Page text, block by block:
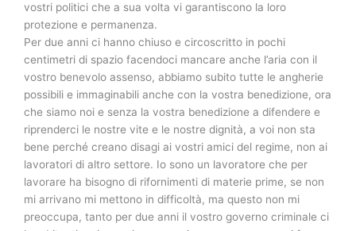
vostri politici che a sua volta vi garantiscono la loro
protezione e permanenza.
Per due anni ci hanno chiuso e circoscritto in pochi
centimetri di spazio facendoci mancare anche l’aria con il
vostro benevolo assenso, abbiamo subito tutte le angherie
possibili e immaginabili anche con la vostra benedizione, ora
che siamo noi e senza la vostra benedizione a difendere e
riprenderci le nostre vite e le nostre dignità, a voi non sta
bene perché creano disagi ai vostri amici del regime, non ai
lavoratori di altro settore. Io sono un lavoratore che per
lavorare ha bisogno di rifornimenti di materie prime, se non
mi arrivano mi mettono in difficoltà, ma questo non mi
preoccupa, tanto per due anni il vostro governo criminale ci